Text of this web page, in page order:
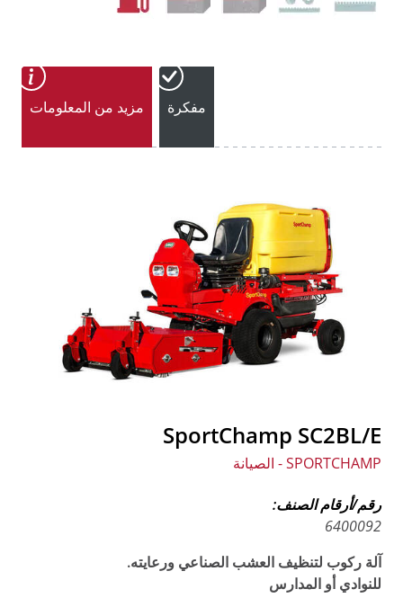
مفكرة مزيد من المعلومات
SportChamp SC2BL/E
SPORTCHAMP - الصيانة
رقم/أرقام الصنف:
6400092
آلة ركوب لتنظيف العشب الصناعي ورعايته.
للنوادي أو المدارس